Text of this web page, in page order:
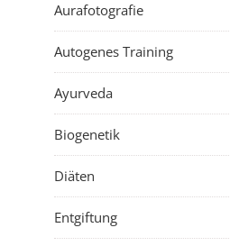
Aurafotografie
Autogenes Training
Ayurveda
Biogenetik
Diäten
Entgiftung